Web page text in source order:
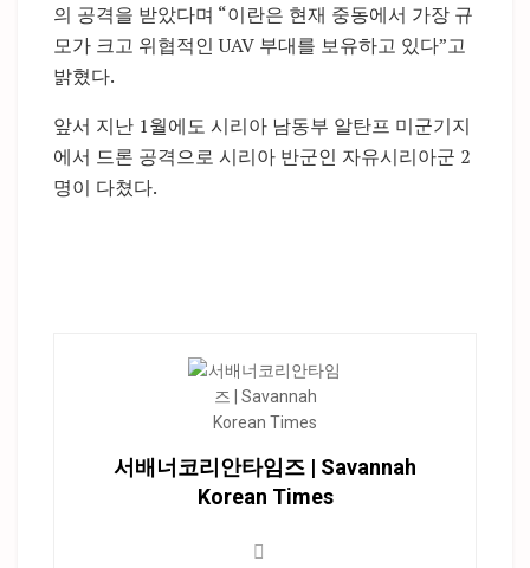
의 공격을 받았다며 “이란은 현재 중동에서 가장 규
모가 크고 위협적인 UAV 부대를 보유하고 있다”고
밝혔다.
앞서 지난 1월에도 시리아 남동부 알탄프 미군기지
에서 드론 공격으로 시리아 반군인 자유시리아군 2
명이 다쳤다.
서배너코리안타임즈 | Savannah
Korean Times